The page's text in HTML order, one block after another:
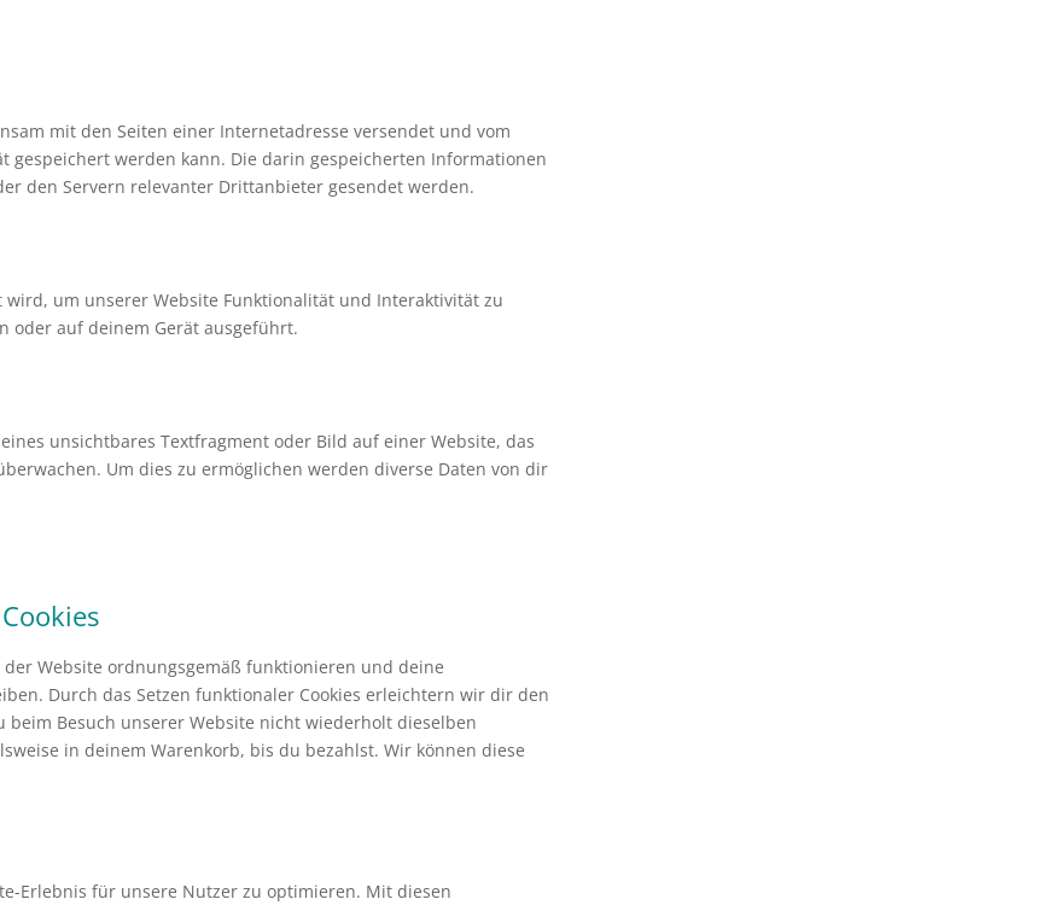
mit den Seiten einer Internetadresse versendet und vom
gespeichert werden kann. Die darin gespeicherten Informationen
den Servern relevanter Drittanbieter gesendet werden.
wird, um unserer Website Funktionalität und Interaktivität zu
oder auf deinem Gerät ausgeführt.
unsichtbares Textfragment oder Bild auf einer Website, das
Um dies zu ermöglichen werden diverse Daten von dir
Website ordnungsgemäß funktionieren und deine
Durch das Setzen funktionaler Cookies erleichtern wir dir den
beim Besuch unserer Website nicht wiederholt dieselben
in deinem Warenkorb, bis du bezahlst. Wir können diese
Erlebnis für unsere Nutzer zu optimieren. Mit diesen